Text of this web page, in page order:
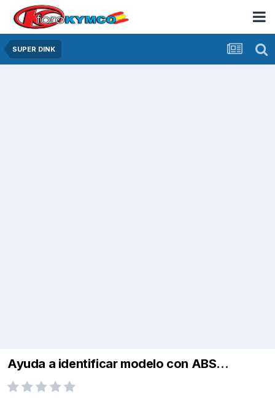
SUPER DINK
Ayuda a identificar modelo con ABS...